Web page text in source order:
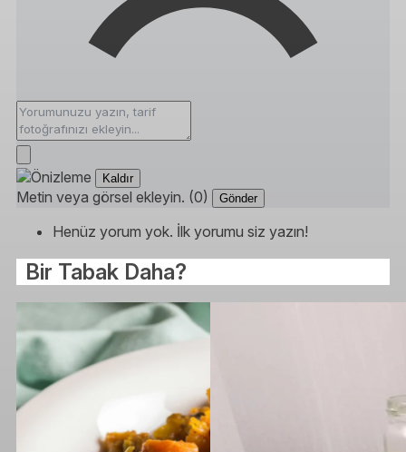
Kaldır
Metin veya görsel ekleyin. (0) Gönder
Henüz yorum yok. İlk yorumu siz yazın!
Bir Tabak Daha?